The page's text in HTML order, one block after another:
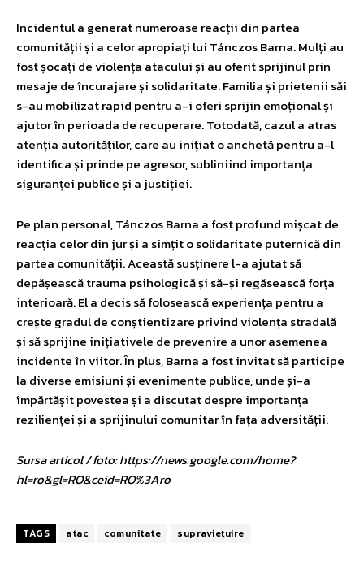
Incidentul a generat numeroase reacții din partea
comunității și a celor apropiați lui Tánczos Barna. Mulți au
fost șocați de violența atacului și au oferit sprijinul prin
mesaje de încurajare și solidaritate. Familia și prietenii săi
s-au mobilizat rapid pentru a-i oferi sprijin emoțional și
ajutor în perioada de recuperare. Totodată, cazul a atras
atenția autorităților, care au inițiat o anchetă pentru a-l
identifica și prinde pe agresor, subliniind importanța
siguranței publice și a justiției.
Pe plan personal, Tánczos Barna a fost profund mișcat de
reacția celor din jur și a simțit o solidaritate puternică din
partea comunității. Această susținere l-a ajutat să
depășească trauma psihologică și să-și regăsească forța
interioară. El a decis să folosească experiența pentru a
crește gradul de conștientizare privind violența stradală
și să sprijine inițiativele de prevenire a unor asemenea
incidente în viitor. În plus, Barna a fost invitat să participe
la diverse emisiuni și evenimente publice, unde și-a
împărtășit povestea și a discutat despre importanța
rezilienței și a sprijinului comunitar în fața adversității.
Sursa articol / foto: https://news.google.com/home?
hl=ro&gl=RO&ceid=RO%3Aro
TAGS atac comunitate supraviețuire